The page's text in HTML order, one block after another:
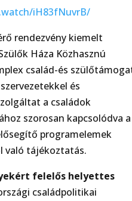
iH83fNuvrB/
rendezvény kiemelt
Háza Közhasznú
család-és
és
a családok
szorosan kapcsolódva a
programelemek
való tájékoztatás.
felelős helyettes
családpolitikai